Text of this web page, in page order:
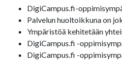
DigiCampus.fi-
Palvelun huoltoikkuna on
Ympäristöä kehitetään
DigiCampus.fi -
DigiCampus.fi -